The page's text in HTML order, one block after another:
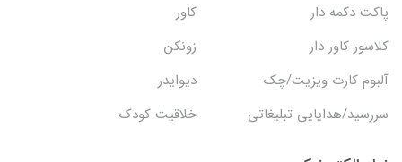
پاکت دکمه دار
کاور
کلاسور کاور دار
زونکن
آلبوم کارت ویزیت/چک
دیوایدر
سررسید/هدایایی تبلیغاتی
خلاقیت کودک